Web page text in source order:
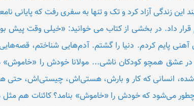
زندگی آزاد کرد و تک و تنها به سفری رفت که پایانی
قرار داد. در بخشی از کتاب می خوانید: «خیلی وقت پیش
پایم کردم. دنیا را گشتم. آدم‌هایی شناختم،
عشق همچو کودکان ناشی... مولانا خودش را «خاموش»
شده، انسانی که کار و بارش، هستی‌اش، چیستی‌اش،
چطور می‌شود که خودش را «خاموش» بنامد؟ کائنات هم